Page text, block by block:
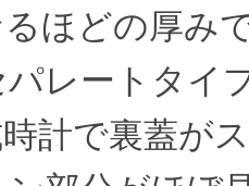
の厚みで
パレートタイ
裏蓋がス